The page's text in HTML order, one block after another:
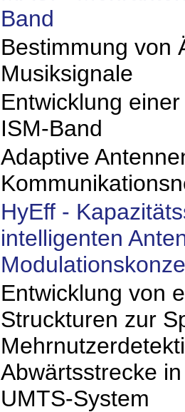
Band
Bestimmung von
Musiksignale
Entwicklung
ISM-Band
Adaptive
HyEff -
intelligenten
Entwicklung von
Struckturen zur
Abwärtsstrecke
UMTS-System